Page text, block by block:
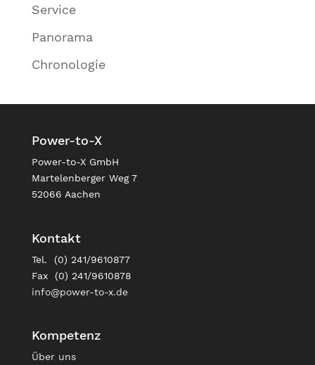
Service
Panorama
Chronologie
Power-to-X
Power-to-X GmbH
Martelenberger Weg 7
52066 Aachen
Kontakt
Tel. (0) 241/9610877
Fax (0) 241/9610878
info@power-to-x.de
Kompetenz
Über uns